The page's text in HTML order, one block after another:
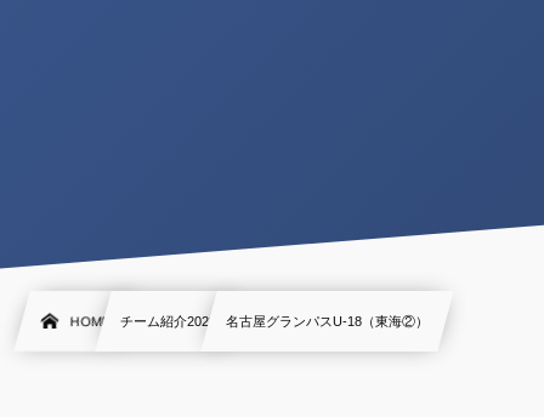
HOME チーム紹介2023 名古屋グランパスU-18（東海②）